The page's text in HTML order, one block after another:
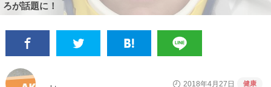
ろが話題に！
2018年4月27日 健康